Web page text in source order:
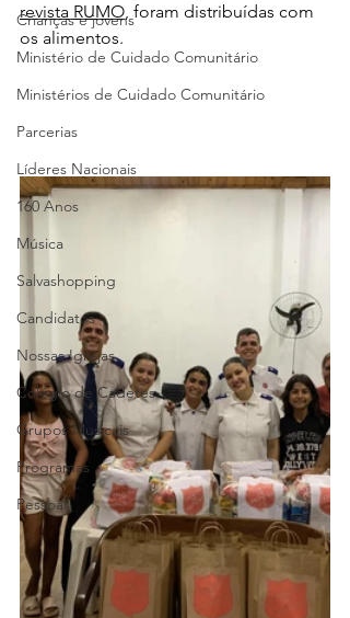
Crianças e jovens
Ministério de Cuidado Comunitário
Ministérios de Cuidado Comunitário
Parcerias
Líderes Nacionais
160 Anos
Música
Salvashopping
Candidatos
Nossas Igrejas
Colégio de Cadetes
Grupos Musicais
Programas
Pessoal
revista RUMO, foram distribuídas com
os alimentos.